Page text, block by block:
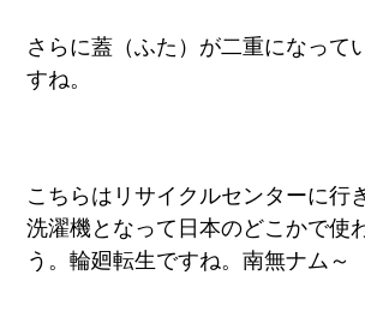
さらに蓋（ふた）が二重になって
すね。
こちらはリサイクルセンターに行
洗濯機となって日本のどこかで使
う。輪廻転生ですね。南無ナム～